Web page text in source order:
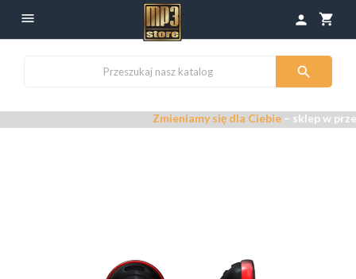
 shopping_cart
person

Zmieniamy się dla Ciebie– sklep w